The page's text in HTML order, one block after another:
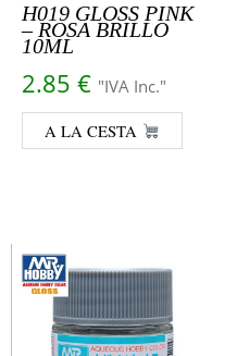
H019 GLOSS PINK
– ROSA BRILLO
10ML
2.85 € "IVA Inc."
A LA CESTA